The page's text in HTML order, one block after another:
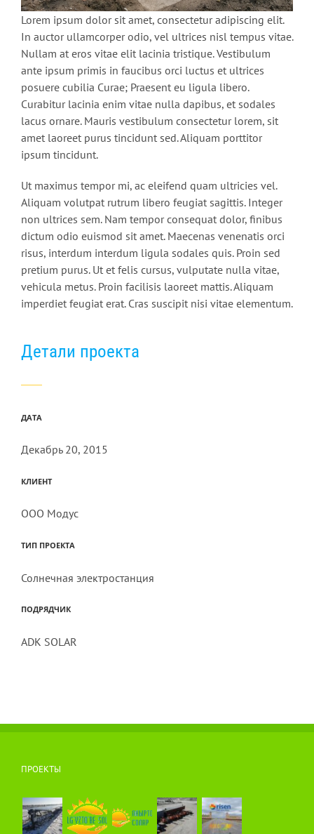
Lorem ipsum dolor sit amet, consectetur adipiscing elit.
In auctor ullamcorper odio, vel ultrices nisl tempus vitae.
Nullam at eros vitae elit lacinia tristique. Vestibulum
ante ipsum primis in faucibus orci luctus et ultrices
posuere cubilia Curae; Praesent eu ligula libero.
Curabitur lacinia enim vitae nulla dapibus, et sodales
lacus ornare. Mauris vestibulum consectetur lorem, sit
amet laoreet purus tincidunt sed. Aliquam porttitor
ipsum tincidunt.
Ut maximus tempor mi, ac eleifend quam ultricies vel.
Aliquam volutpat rutrum libero feugiat sagittis. Integer
non ultrices sem. Nam tempor consequat dolor, finibus
dictum odio euismod sit amet. Maecenas venenatis orci
risus, interdum interdum ligula sodales quis. Proin sed
pretium purus. Ut et felis cursus, vulputate nulla vitae,
vehicula metus. Proin facilisis laoreet mattis. Aliquam
imperdiet feugiat erat. Cras suscipit nisi vitae elementum.
Детали проекта
ДАТА
Декабрь 20, 2015
КЛИЕНТ
ООО Модус
ТИП ПРОЕКТА
Солнечная электростанция
ПОДРЯДЧИК
ADK SOLAR
ПРОЕКТЫ